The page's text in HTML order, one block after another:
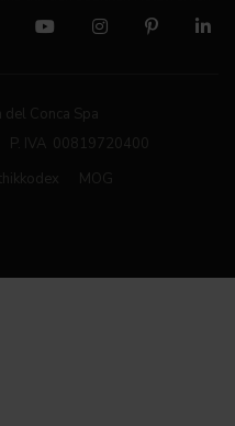
Conca Spa
P. IVA 00819720400
MOG